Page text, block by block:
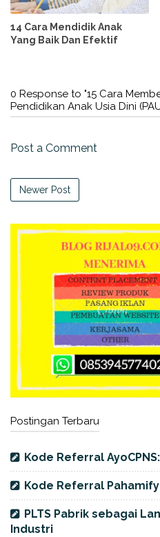
14 Cara Mendidik Anak
Yang Baik Dan Efektif
0 Response to "15 Cara
Pendidikan Anak Usia Dini
Post a Comment
Newer Post
Postingan Terbaru
Kode Referral
Kode Referral Pahamify:
PLTS Pabrik sebagai
Industri